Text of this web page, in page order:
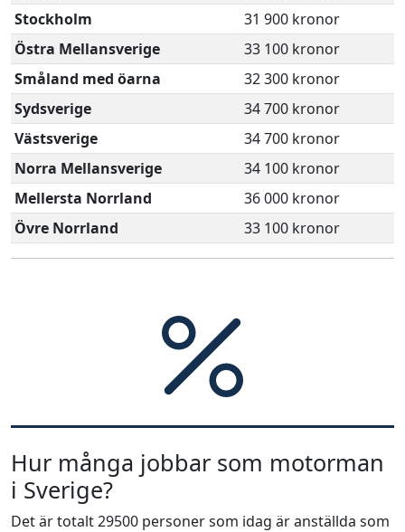
Stockholm
31 900 kronor
Östra Mellansverige
33 100 kronor
Småland med öarna
32 300 kronor
Sydsverige
34 700 kronor
Västsverige
34 700 kronor
Norra Mellansverige
34 100 kronor
Mellersta Norrland
36 000 kronor
Övre Norrland
33 100 kronor
Hur många jobbar som motorman
i Sverige?
Det är totalt 29500 personer som idag är anställda som